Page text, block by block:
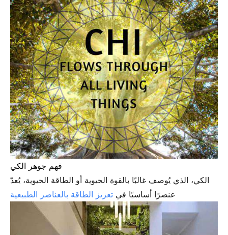
فهم جوهر الكي
الكي، الذي يُوصف غالبًا بالقوة الحيوية أو الطاقة الحيوية، يُعدّ
عنصرًا أساسيًا في تعزيز الطاقة بالعناصر الطبيعية